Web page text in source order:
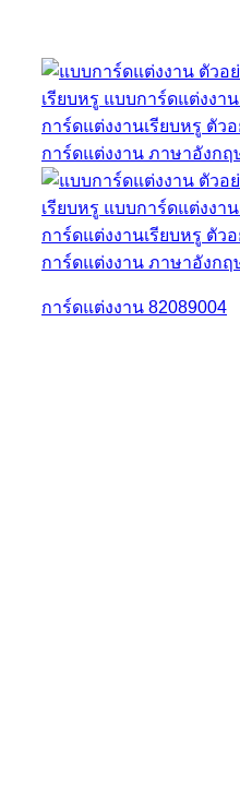
การ์ดแต่งงาน 82089004